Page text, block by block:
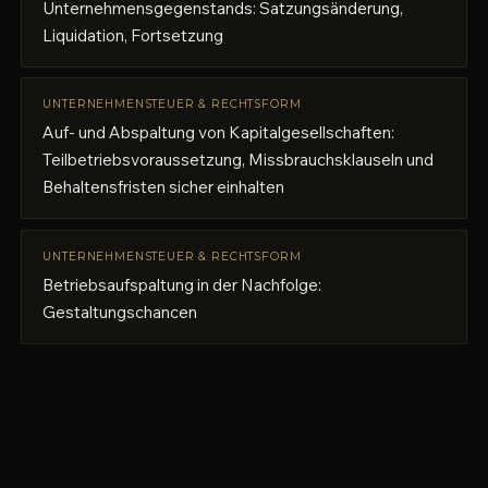
Unternehmensgegenstands: Satzungsänderung,
Liquidation, Fortsetzung
UNTERNEHMENSTEUER & RECHTSFORM
Auf- und Abspaltung von Kapitalgesellschaften:
Teilbetriebsvoraussetzung, Missbrauchsklauseln und
Behaltensfristen sicher einhalten
UNTERNEHMENSTEUER & RECHTSFORM
Betriebsaufspaltung in der Nachfolge:
Gestaltungschancen